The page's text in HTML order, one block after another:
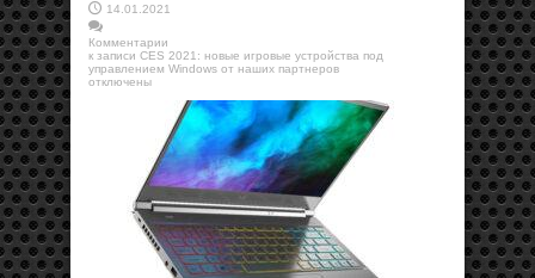
14.01.2021
Комментарии
к записи CES 2021: новые игровые устройства под
управлением Windows от наших партнеров
отключены